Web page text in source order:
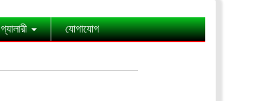
গ্যালারী যোগাযোগ